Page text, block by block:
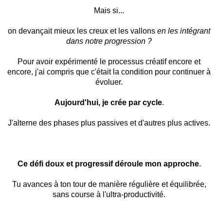
Mais si...
on devançait mieux les creux et les vallons en les intégrant
dans notre progression ?
Pour avoir expérimenté le processus créatif encore et
encore, j'ai compris que c'était la condition pour continuer à
évoluer.
Aujourd'hui, je crée par cycle.
J'alterne des phases plus passives et d'autres plus actives.
Ce défi doux et progressif déroule mon approche.
Tu avances à ton tour de manière régulière et équilibrée,
sans course à l'ultra-productivité.